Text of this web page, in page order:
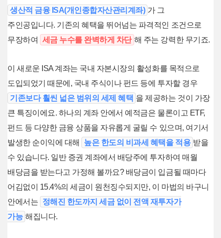
생산적 금융 ISA(개인종합자산관리계좌) 가 그
주인공입니다. 기존의 혜택을 뛰어넘는 파격적인 조건으로
무장하여
세금 누수를 완벽하게 차단 해 주는 강력한 무기죠.
이 새로운 ISA 계좌는 국내 자본시장의 활성화를 목적으로
도입되었기 때문에, 국내 주식이나 펀드 등에 투자할 경우
기존보다 훨씬 넓은 범위의 세제 혜택 을 제공하는 것이 가장
큰 특징이에요. 하나의 계좌 안에서 예적금은 물론이고 ETF,
펀드 등 다양한 금융 상품을 자유롭게 굴릴 수 있으며, 여기서
발생한 순이익에 대해
높은 한도의 비과세 혜택을 적용 받을
수 있습니다. 일반 증권 계좌에서 배당주에 투자하여 매월
배당금을 받는다고 가정해 볼까요? 배당금이 입금될 때마다
어김없이 15.4%의 세금이 원천징수되지만, 이 마법의 바구니
안에서는 정해진 한도까지 세금 없이 전액 재투자가
가능 해집니다.